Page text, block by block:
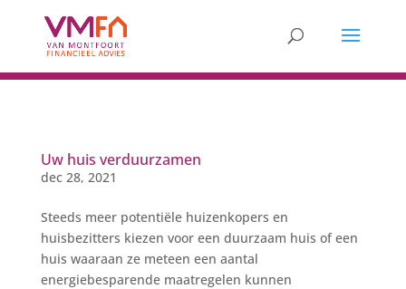
Uw huis verduurzamen
dec 28, 2021
Steeds meer potentiële huizenkopers en
huisbezitters kiezen voor een duurzaam huis of een
huis waaraan ze meteen een aantal
energiebesparende maatregelen kunnen